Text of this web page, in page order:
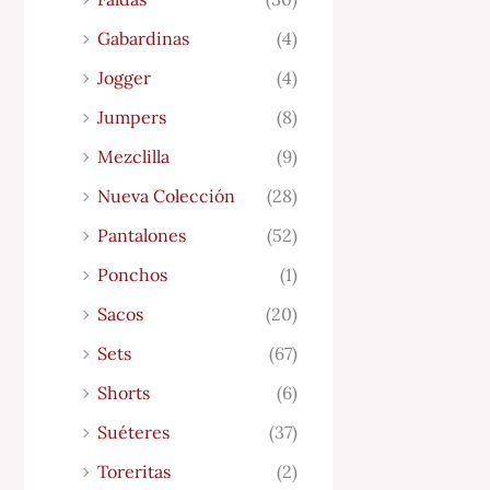
Gabardinas
(4)
Jogger
(4)
Jumpers
(8)
Mezclilla
(9)
Nueva Colección
(28)
Pantalones
(52)
Ponchos
(1)
Sacos
(20)
Sets
(67)
Shorts
(6)
Suéteres
(37)
Toreritas
(2)